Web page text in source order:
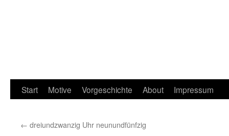
Start Motive Vorgeschichte About Impressum
← dreiundzwanzig Uhr neunundfünfzig